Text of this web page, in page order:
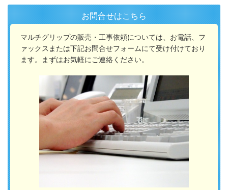
お問合せはこちら
マルチグリップの販売・工事依頼については、お電話、フ
ァックスまたは下記お問合せフォームにて受け付けており
ます。まずはお気軽にご連絡ください。